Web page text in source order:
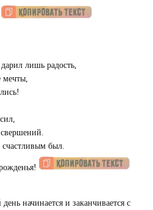
лишь радость,
мечты,
был.
начинается и заканчивается с